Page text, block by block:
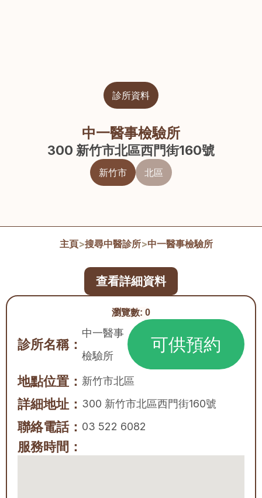
診所資料
中一醫事檢驗所
300 新竹市北區西門街160號
新竹市 北區
主頁>搜尋中醫診所>中一醫事檢驗所
瀏覽數: 0
診所名稱：
中一醫事
檢驗所
可供預約
地點位置： 新竹市北區
詳細地址： 300 新竹市北區西門街160號
聯絡電話： 03 522 6082
服務時間：
查看詳細資料